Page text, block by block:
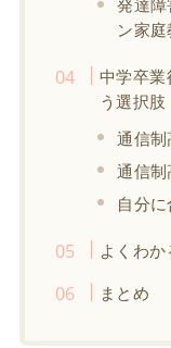
ン家庭
中学卒業
う選択肢
通信制
通信
自分
よくわ
まとめ